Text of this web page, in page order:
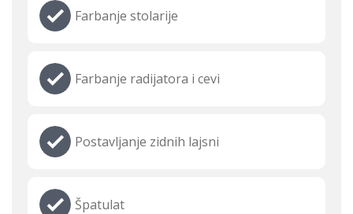
Farbanje stolarije
Farbanje radijatora i cevi
Postavljanje zidnih lajsni
Špatulat